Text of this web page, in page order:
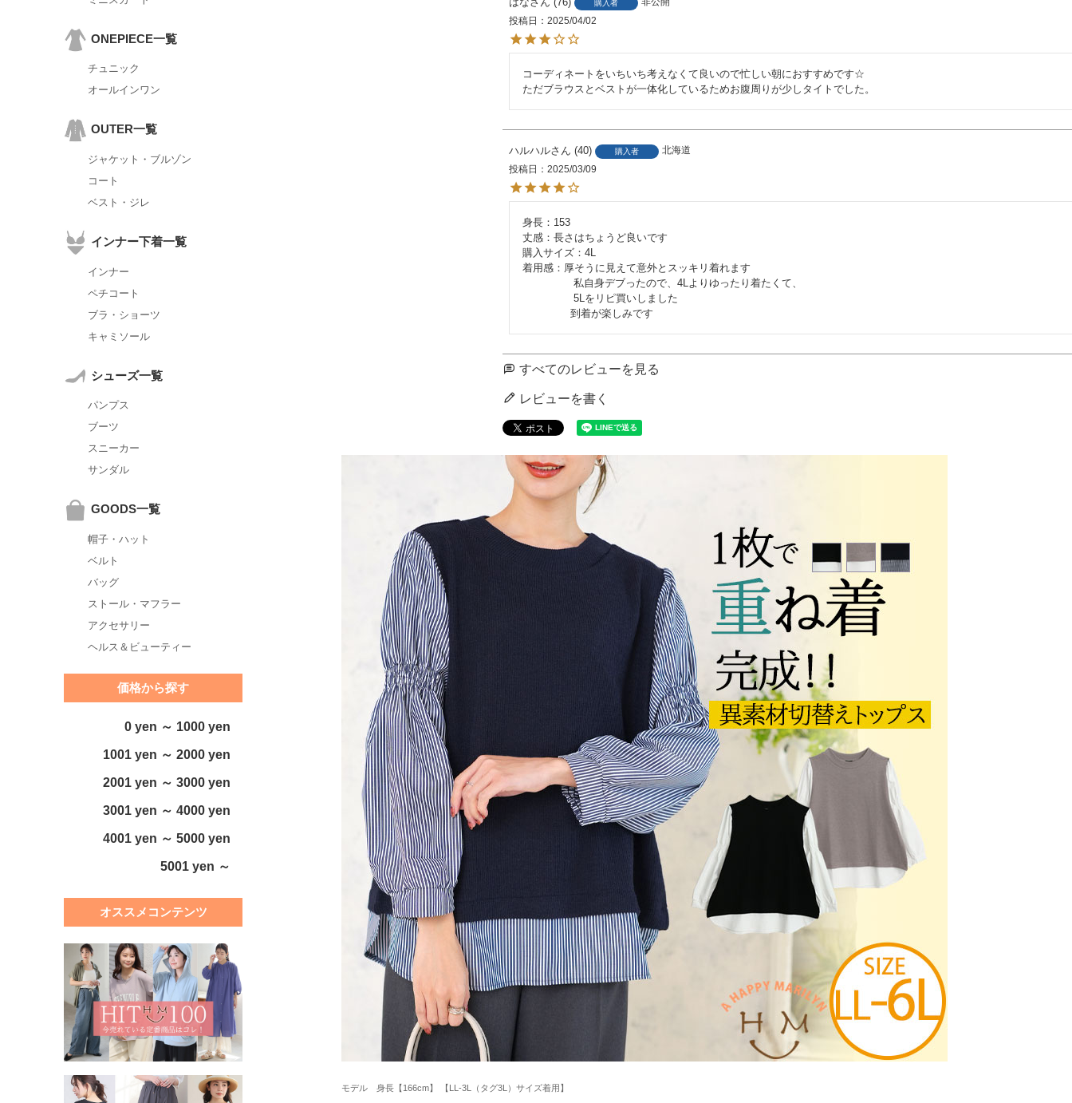
ONEPIECE一覧
チュニック
オールインワン
OUTER一覧
ジャケット・ブルゾン
コート
ベスト・ジレ
インナー下着一覧
インナー
ペチコート
ブラ・ショーツ
キャミソール
シューズ一覧
パンプス
ブーツ
スニーカー
サンダル
GOODS一覧
帽子・ハット
ベルト
バッグ
ストール・マフラー
アクセサリー
ヘルス＆ビューティー
価格から探す
0 yen ～ 1000 yen
1001 yen ～ 2000 yen
2001 yen ～ 3000 yen
3001 yen ～ 4000 yen
4001 yen ～ 5000 yen
5001 yen ～
オススメコンテンツ
購入者
投稿日
2025/04/02
コーディネートをいちいち考えなくて良いので忙しい朝におすすめです☆
ただブラウスとベストが一体化しているためお腹周りが少しタイトでした。
ハルハル 40 購入者
北海道
投稿日
2025/03/09
身長：153
丈感：長さはちょうど良いです
購入サイズ：4L
着用感：厚そうに見えて意外とスッキリ着れます
                私自身デブったので、4Lよりゆったり着たくて、
                5Lをリピ買いしました
               到着が楽しみです
すべてのレビューを見る
レビューを書く
モデル 身長【166cm】 【LL-3L（タグ3L）サイズ着用】